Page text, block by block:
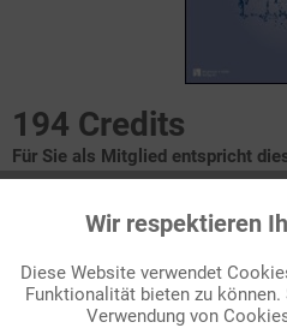
194 Credits
Für Sie als Mitglied entspricht
Themenbereich
Gebote und Verbote
Funktionale
Marketing
Wir respektieren
Diese Website verwendet
Funktionalität bieten zu
Verwendung von